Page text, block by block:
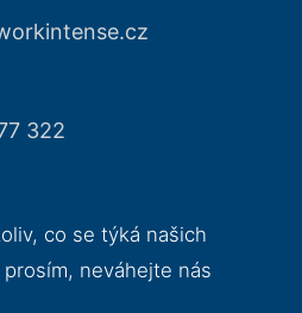
322
co se týká našich
neváhejte nás